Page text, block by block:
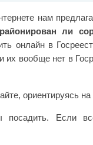
нам
ли
онлайн в
вообще нет в
ориентируясь
посадить. Если